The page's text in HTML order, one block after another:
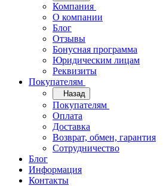
Компания
О компании
Блог
Отзывы
Бонусная программа
Юридическим лицам
Реквизиты
Покупателям
Назад
Покупателям
Оплата
Доставка
Возврат, обмен, гарантия
Сотрудничество
Блог
Информация
Контакты